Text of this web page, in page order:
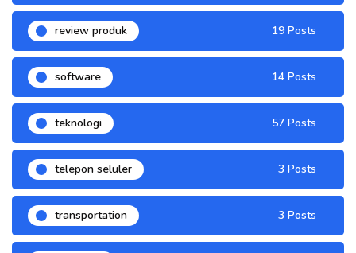
review produk 19 Posts
software 14 Posts
teknologi 57 Posts
telepon seluler 3 Posts
transportation 3 Posts